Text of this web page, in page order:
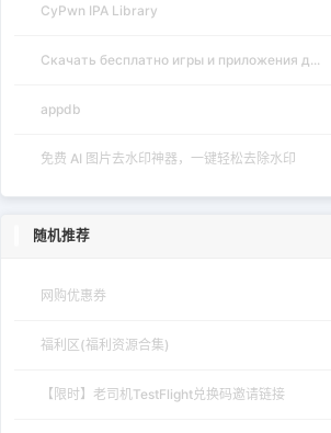
CyPwn IPA Library
Скачать бесплатно игры и приложения д...
appdb
免费 AI 图片去水印神器，一键轻松去除水印
随机推荐
网购优惠券
福利区(福利资源合集)
【限时】老司机TestFlight兑换码邀请链接